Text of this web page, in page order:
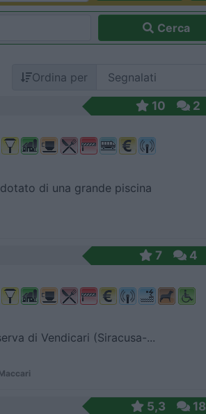
Cerca
Ordina per
10 2
di una grande piscina
7 4
di Vendicari (Siracusa-...
5,3 18